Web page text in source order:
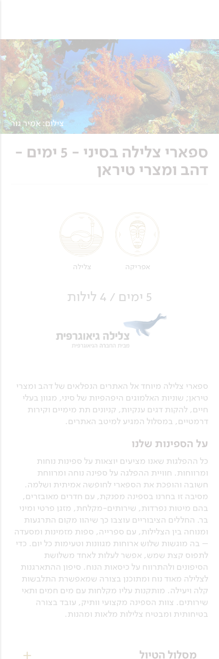
צילום: אמיר גור
ספארי צלילה בסיני - 5 ימים -
דהב ומצרי טיראן
אפריקה צלילה
5 ימים / 4 לילות
ספארי צלילה מיוחד אל האתרים הנפלאים של דהב ומצרי
טיראן; שוניות האלמוגים היפהפיות של סיני, מגוון בעלי
חיים, להקות דגים ענקיות, קניונים תת מימיים וקירות
דרמטיים, במסלול המגיע למיטב האתרים.
על הספינות שלנו
כל ההפלגות שאנו מציעים יוצאות על ספינות נוחות
ומרווחות. חוויית ההפלגה על ספינה נוחה ומרווחת
חשובה והופכת את הספארי לחופשה אמיתית ושלמה.
מסיבה זו בחרנו בספינה מפנקת, עם חדרים מאובזרים,
בהם מיטות נפרדות, שירותים-מקלחת, מזגן פרטי ומיני
בר. החללים הציבוריים עוצבו כך שיהוו מקום התרגעות
ומנוחה בין הצלילות, עם ספרייה, ספות מזמינות ומסעדה
– בה מוגשות שלוש ארוחות מגוונות וטעימות כל יום. כדי
לתפוס קצת שמש, אפשר לעלות לאחד משלושת
הסיפונים ולהתרווח על כיסאות הנוח. סיפון ההתארגנות
לצלילה מאוד נוח ומתוכנן בצורה שמאפשרת התלבשות
קלה ויעילה. מותקנות עליו מקלחות עם מים חמים ותאי
שירותים. צוות הספינה מקצועי וותיק, עובד בצורה
בטיחותית ומבטיח צלילות מלאות ומהנות.
מסלול הטיול